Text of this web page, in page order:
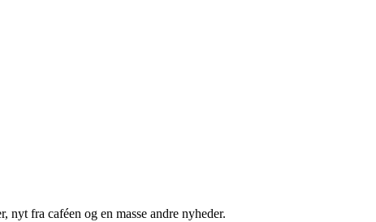
fra caféen og en masse andre nyheder.